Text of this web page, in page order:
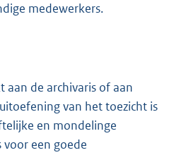
medewerkers.
aan de archivaris of aan
van het toezicht is
en mondelinge
een goede